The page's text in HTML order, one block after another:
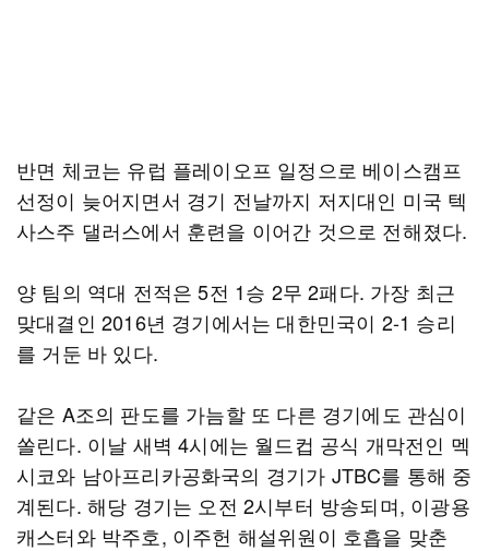
반면 체코는 유럽 플레이오프 일정으로 베이스캠프
선정이 늦어지면서 경기 전날까지 저지대인 미국 텍
사스주 댈러스에서 훈련을 이어간 것으로 전해졌다.
양 팀의 역대 전적은 5전 1승 2무 2패다. 가장 최근
맞대결인 2016년 경기에서는 대한민국이 2-1 승리
를 거둔 바 있다.
같은 A조의 판도를 가늠할 또 다른 경기에도 관심이
쏠린다. 이날 새벽 4시에는 월드컵 공식 개막전인 멕
시코와 남아프리카공화국의 경기가 JTBC를 통해 중
계된다. 해당 경기는 오전 2시부터 방송되며, 이광용
캐스터와 박주호, 이주헌 해설위원이 호흡을 맞춘